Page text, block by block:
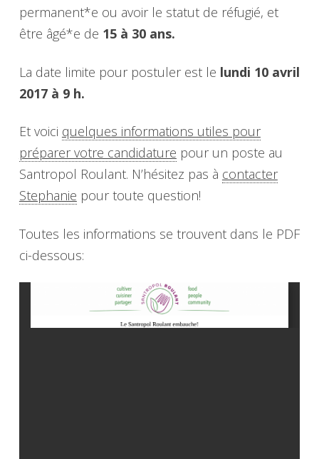
permanent*e ou avoir le statut de réfugié, et
être âgé*e de 15 à 30 ans.
La date limite pour postuler est le lundi 10 avril
2017 à 9 h.
Et voici quelques informations utiles pour
préparer votre candidature pour un poste au
Santropol Roulant. N’hésitez pas à contacter
Stephanie pour toute question!
Toutes les informations se trouvent dans le PDF
ci-dessous: